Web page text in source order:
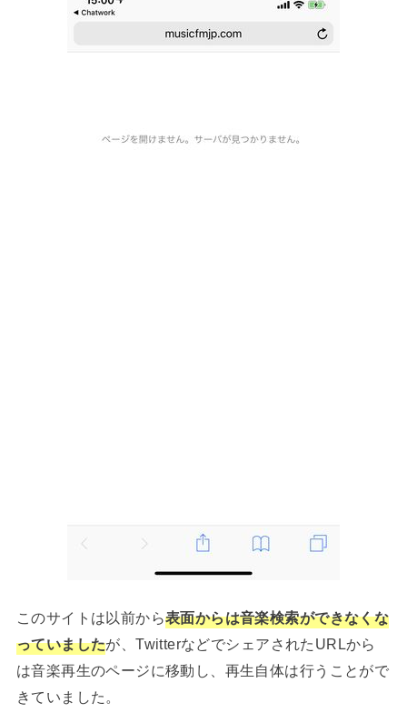
このサイトは以前から表面からは音楽検索ができなくな
っていましたが、TwitterなどでシェアされたURLから
は音楽再生のページに移動し、再生自体は行うことがで
きていました。